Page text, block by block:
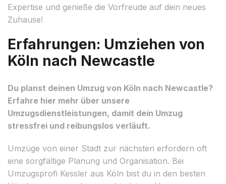
Expertise und genieße die Vorfreude auf dein neues
Zuhause!
Erfahrungen: Umziehen von
Köln nach Newcastle
Du planst deinen Umzug von Köln nach Newcastle?
Erfahre hier mehr über unsere
Umzugsdienstleistungen, damit dein Umzug
stressfrei und reibungslos verläuft.
Umzüge von einer Stadt zur nächsten erfordern oft
eine sorgfältige Planung und Organisation. Bei
Umzugsprofi Kessler aus Köln bist du in den besten